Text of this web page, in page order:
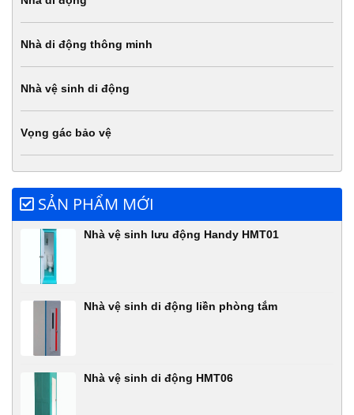
Nhà di động thông minh
Nhà vệ sinh di động
Vọng gác bảo vệ
SẢN PHẨM MỚI
Nhà vệ sinh lưu động Handy HMT01
Nhà vệ sinh di động liền phòng tắm
Nhà vệ sinh di động HMT06